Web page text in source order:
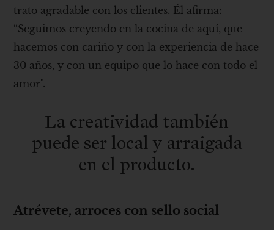
trato agradable con los clientes. Él afirma:
“Seguimos creyendo en la cocina de aquí, que
hacemos con cariño y con la experiencia de hace
30 años, y con un equipo que lo hace con todo el
amor".
La creatividad también
puede ser local y arraigada
en el producto.
Atrévete, arroces con sello social